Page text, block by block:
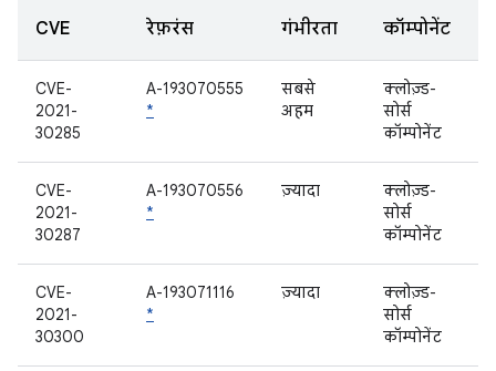
CVE रेफ़रंस गंभीरता कॉम्पोनेंट
CVE-
2021-
30285
A-193070555
*
सबसे
अहम
क्लोज़्ड-
सोर्स
कॉम्पोनेंट
CVE-
2021-
30287
A-193070556
*
ज़्यादा
क्लोज़्ड-
सोर्स
कॉम्पोनेंट
CVE-
2021-
30300
A-193071116
*
ज़्यादा
क्लोज़्ड-
सोर्स
कॉम्पोनेंट